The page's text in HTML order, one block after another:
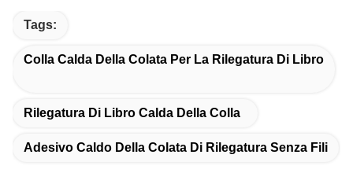
Tags:
Colla Calda Della Colata Per La Rilegatura Di Libro
Rilegatura Di Libro Calda Della Colla
Adesivo Caldo Della Colata Di Rilegatura Senza Fili